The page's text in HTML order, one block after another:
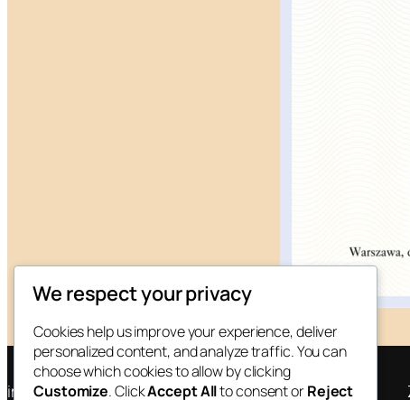
imperia.nieruchomosci.pl
We respect your privacy
Cookies help us improve your experience, deliver
personalized content, and analyze traffic. You can
choose which cookies to allow by clicking
Customize. ClickAccept Allto consent orReject